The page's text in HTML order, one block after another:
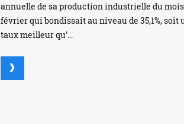
annuelle de sa production industrielle du
février qui bondissait au niveau de 35,1%, soit
taux meilleur qu'...